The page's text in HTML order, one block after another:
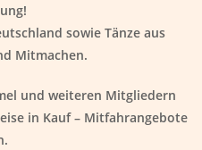
sowie Tänze aus
Mitmachen.
und weiteren Mitgliedern
in Kauf – Mitfahrangebote